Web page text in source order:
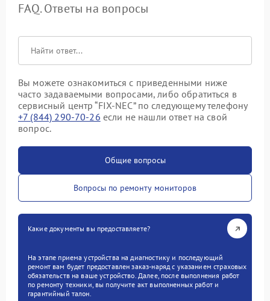
FAQ. Ответы на вопросы
Вы можете ознакомиться с приведенными ниже
часто задаваемыми вопросами, либо обратиться в
сервисный центр “FIX-NEC” по следующему телефону
+7 (844) 290-70-26 если не нашли ответ на свой
вопрос.
Общие вопросы
Вопросы по ремонту мониторов
Какие документы вы предоставляете?
На этапе приема устройства на диагностику и последующий
ремонт вам будет предоставлен заказ-наряд с указанием страховых
обязательств на ваше устройство. Далее, после выполнения работ
по ремонту техники, вы получите акт выполненных работ и
гарантийный талон.